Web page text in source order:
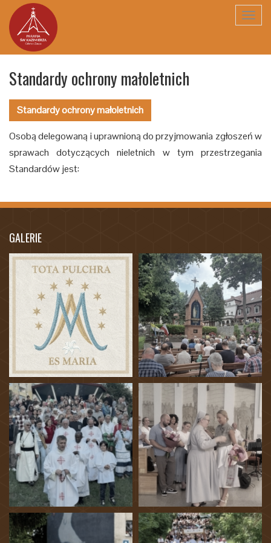
Standardy ochrony małoletnich
Standardy ochrony małoletnich
Osobą delegowaną i uprawnioną do przyjmowania zgłoszeń w
sprawach dotyczących nieletnich w tym przestrzegania
Standardów jest:
GALERIE